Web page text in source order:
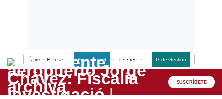
Últimas Noticias Empresas G Empresas G de Gestión
Lo último
Peru Quiosco SUSCRÍBETE